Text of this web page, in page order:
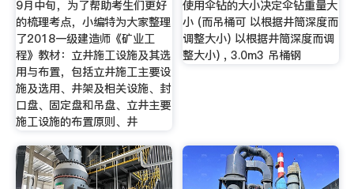
9月中旬，为了帮助考生们更好
的梳理考点，小编特为大家整理
了2018一级建造师《矿业工
程》教材：立井施工设施及其选
用与布置，包括立井施工主要设
施及选用、井架及相关设施、封
口盘、固定盘和吊盘、立井主要
施工设施的布置原则、井
使用伞钻的大小决定伞钻重量大
小 (而吊桶可 以根据井筒深度而
调整大小) 以根据井筒深度而调
整大小) , 3.0m3 吊桶钢